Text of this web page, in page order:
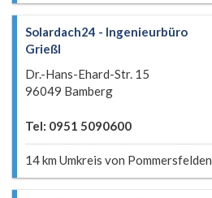
Solardach24 - Ingenieurbüro
Grießl
Dr.-Hans-Ehard-Str. 15
96049 Bamberg
Tel: 0951 5090600
14 km Umkreis von Pommersfelden